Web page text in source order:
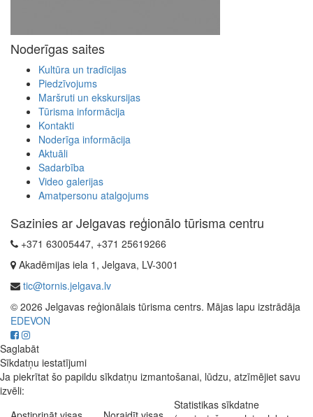
Noderīgas saites
Kultūra un tradīcijas
Piedzīvojums
Maršruti un ekskursijas
Tūrisma informācija
Kontakti
Noderīga informācija
Aktuāli
Sadarbība
Video galerijas
Amatpersonu atalgojums
Sazinies ar Jelgavas reģionālo tūrisma centru
+371 63005447, +371 25619266
Akadēmijas iela 1, Jelgava, LV-3001
tic@tornis.jelgava.lv
© 2026 Jelgavas reģionālais tūrisma centrs. Mājas lapu izstrādāja
EDEVON
Saglabāt
Sīkdatņu iestatījumi
Ja piekrītat šo papildu sīkdatņu izmantošanai, lūdzu, atzīmējiet savu
izvēli:
Statistikas sīkdatne